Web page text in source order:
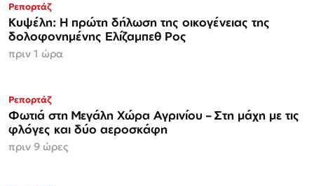
Ρεπορτάζ
Κυψέλη: Η πρώτη δήλωση της οικογένειας της
δολοφονημένης Ελίζαμπεθ Ρος
πριν 1 ώρα
Ρεπορτάζ
Φωτιά στη Μεγάλη Χώρα Αγρινίου – Στη μάχη με τις
φλόγες και δύο αεροσκάφη
πριν 9 ώρες